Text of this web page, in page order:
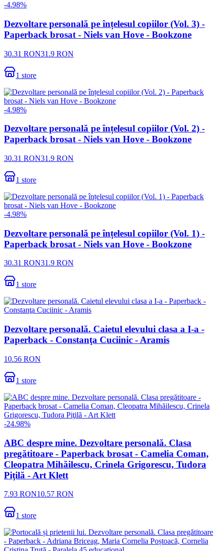
-4.98%
Dezvoltare personală pe înțelesul copiilor (Vol. 3) -
Paperback brosat - Niels van Hove - Bookzone
30.31 RON31.9 RON
1 store
-4.98%
Dezvoltare personală pe înțelesul copiilor (Vol. 2) -
Paperback brosat - Niels van Hove - Bookzone
30.31 RON31.9 RON
1 store
-4.98%
Dezvoltare personală pe înțelesul copiilor (Vol. 1) -
Paperback brosat - Niels van Hove - Bookzone
30.31 RON31.9 RON
1 store
Dezvoltare personală. Caietul elevului clasa a I-a -
Paperback - Constanţa Cuciinic - Aramis
10.56 RON
1 store
-24.98%
ABC despre mine. Dezvoltare personală. Clasa
pregătitoare - Paperback brosat - Camelia Coman,
Cleopatra Mihăilescu, Crinela Grigorescu, Tudora
Piţilă - Art Klett
7.93 RON10.57 RON
1 store